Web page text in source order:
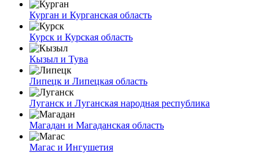
Курган и Курганская область
Курск и Курская область
Кызыл и Тува
Липецк и Липецкая область
Луганск и Луганская народная республика
Магадан и Магаданская область
Магас и Ингушетия